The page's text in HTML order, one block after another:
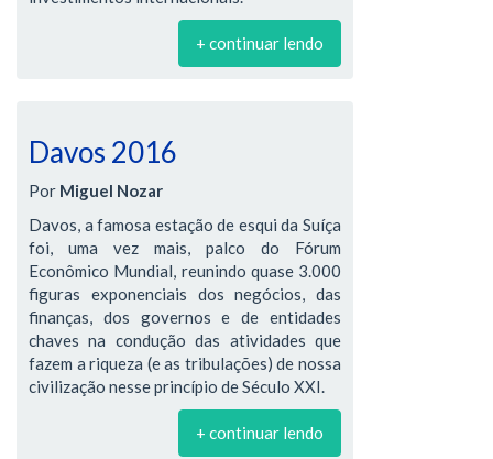
+ continuar lendo
Davos 2016
Por Miguel Nozar
Davos, a famosa estação de esqui da Suíça
foi, uma vez mais, palco do Fórum
Econômico Mundial, reunindo quase 3.000
figuras exponenciais dos negócios, das
finanças, dos governos e de entidades
chaves na condução das atividades que
fazem a riqueza (e as tribulações) de nossa
civilização nesse princípio de Século XXI.
+ continuar lendo